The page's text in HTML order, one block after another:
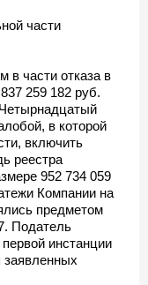
части
в части отказа в
259 182 руб.
в которой
включить
реестра
952 734 059
Компании на
предметом
Податель
инстанции
заявленных